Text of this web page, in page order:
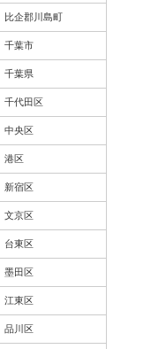
比企郡川島町
千葉市
千葉県
千代田区
中央区
港区
新宿区
文京区
台東区
墨田区
江東区
品川区